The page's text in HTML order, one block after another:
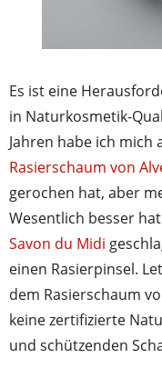
Es ist eine
in Naturkosmetik-
Jahren habe ich mich
Rasierschaum von
gerochen hat, aber
Wesentlich besser
Savon du Midi
einen Rasierpinsel.
dem Rasierschaum
keine zertifizierte
und schützenden